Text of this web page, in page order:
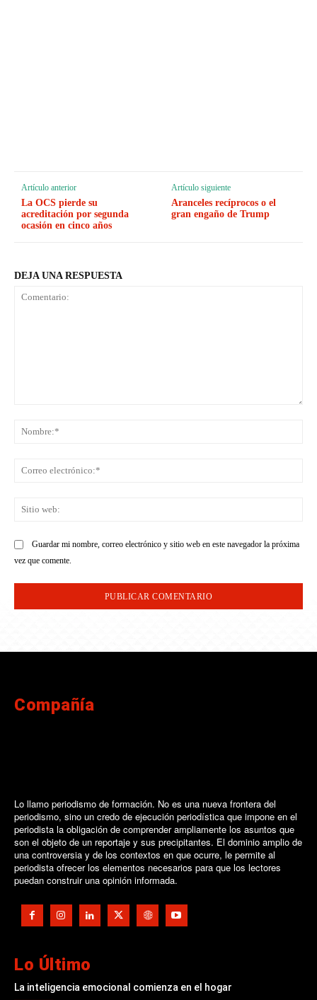
Artículo anterior
La OCS pierde su
acreditación por segunda
ocasión en cinco años
Artículo siguiente
Aranceles recíprocos o el
gran engaño de Trump
DEJA UNA RESPUESTA
Guardar mi nombre, correo electrónico y sitio web en este navegador la próxima
vez que comente.
Compañía
Lo llamo periodismo de formación. No es una nueva frontera del
periodismo, sino un credo de ejecución periodística que impone en el
periodista la obligación de comprender ampliamente los asuntos que
son el objeto de un reportaje y sus precipitantes. El dominio amplio de
una controversia y de los contextos en que ocurre, le permite al
periodista ofrecer los elementos necesarios para que los lectores
puedan construir una opinión informada.
Lo Último
La inteligencia emocional comienza en el hogar